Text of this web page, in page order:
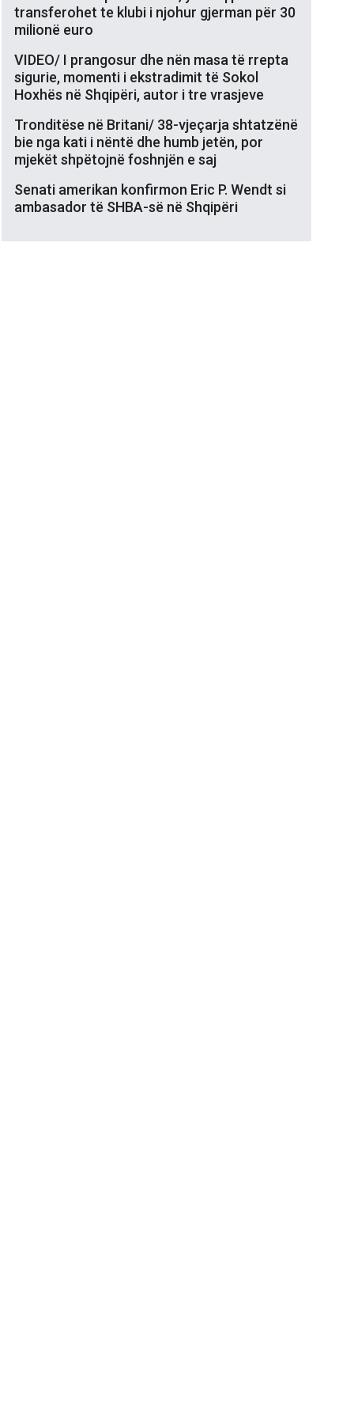
transferohet te klubi i njohur gjerman për 30
milionë euro
VIDEO/ I prangosur dhe nën masa të rrepta
sigurie, momenti i ekstradimit të Sokol
Hoxhës në Shqipëri, autor i tre vrasjeve
Tronditëse në Britani/ 38-vjeçarja shtatzënë
bie nga kati i nëntë dhe humb jetën, por
mjekët shpëtojnë foshnjën e saj
Senati amerikan konfirmon Eric P. Wendt si
ambasador të SHBA-së në Shqipëri